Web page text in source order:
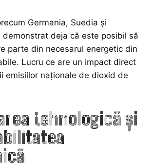
Germania, Suedia și
demonstrat deja că este posibil să
parte din necesarul energetic din
Lucru ce are un impact direct
emisiilor naționale de dioxid de
tehnologică și